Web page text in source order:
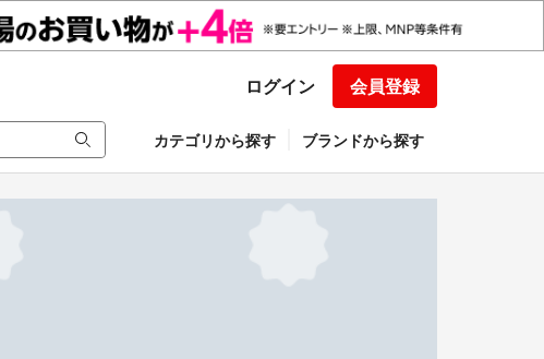
ログイン 会員登録
カテゴリから探す ブランドから探す